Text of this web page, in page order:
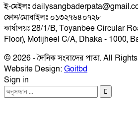
ই-মেইলঃ
ফোন/মোবাইলঃ ০১৩২৭৬৪০৭২৮
কার্যালয়ঃ 28/1/B, Toyanbee Circular
Floor), Motijheel C/A, Dhaka - 1000,
© 2026 - দৈনিক সংবাদের পাতা. All
Website Design:Goitbd
Sign in